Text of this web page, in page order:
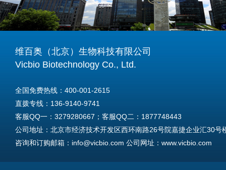
维百奥（北京）生物科技有限公司
Vicbio Biotechnology Co., Ltd.
全国免费热线：400-001-2615
直拨专线：136-9140-9741
客服QQ一：3279280667；客服QQ二：1877748443
公司地址：北京市经济技术开发区西环南路26号院嘉捷企业汇30号
咨询和订购邮箱：info@vicbio.com 公司网址：www.vicbio.com